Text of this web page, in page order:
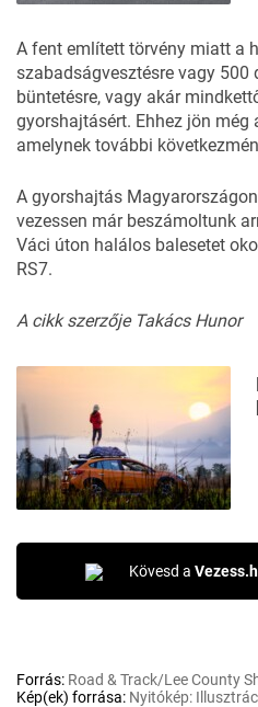
A fent említett törvény miatt a
szabadságvesztésre vagy
büntetésre, vagy akár
gyorshajtásért. Ehhez jön még
amelynek további
A gyorshajtás
vezessen már beszámoltunk
Váci úton halálos balesetet
RS7.
A cikk szerzője Takács Hunor
Kövesd a
Forrás: Road & Track/Lee County
Kép(ek) forrása: Nyitókép: